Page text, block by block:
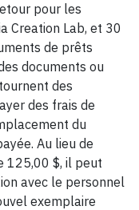
pour les
Creation Lab, et 30
de prêts
documents ou
des
des frais de
du
Au lieu de
125,00 $, il peut
avec le personnel
exemplaire